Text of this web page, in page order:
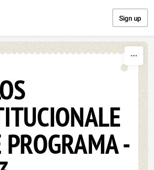
Sign up
PROGRAMA -